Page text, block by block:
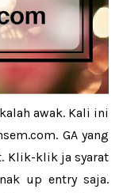
awak. Kali ini
GA yang
Klik-klik ja syarat
up entry saja.